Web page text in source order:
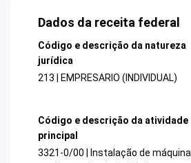
Dados da receita federal
Código e descrição da natureza
jurídica
213 | EMPRESARIO (INDIVIDUAL)
Código e descrição da atividade
principal
3321-0/00 | Instalação de